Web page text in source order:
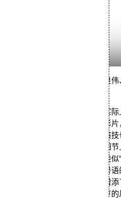
由潘文杰执导的剧情片，吕良
这是被很多人忽视的电影，实
同期的《黄飞鸿》等一系列影
子的演员阵容强大，各位的演
侨伟等人甘当绿叶，为了在细
被要求在粤语里偶尔夹几句类似
话，这对同时听得懂吴语和粤
笑。而罗大佑的配乐也给它增
杜月笙为主线，描述了三大亨